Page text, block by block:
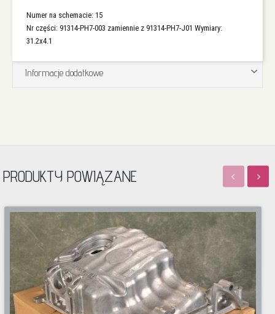
Numer na schemacie: 15
Nr części: 91314-PH7-003 zamiennie z 91314-PH7-J01 Wymiary:
31.2x4.1
Informacje dodatkowe
PRODUKTY POWIĄZANE